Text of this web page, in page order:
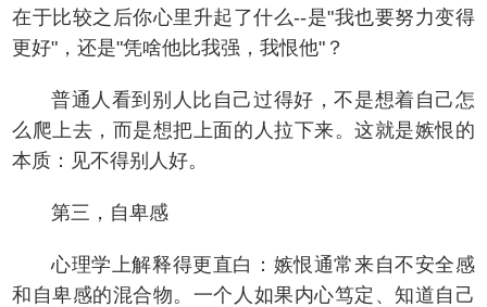
在于比较之后你心里升起了什么--是"我也要努力变得
更好"，还是"凭啥他比我强，我恨他"？
普通人看到别人比自己过得好，不是想着自己怎
么爬上去，而是想把上面的人拉下来。这就是嫉恨的
本质：见不得别人好。
第三，自卑感
心理学上解释得更直白：嫉恨通常来自不安全感
和自卑感的混合物。一个人如果内心笃定、知道自己